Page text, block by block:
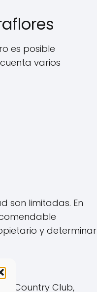
es posible
varios
son limitadas. En
y determinar
Country Club,